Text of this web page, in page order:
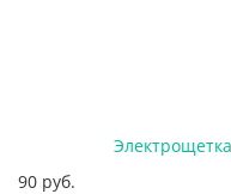
90 руб.